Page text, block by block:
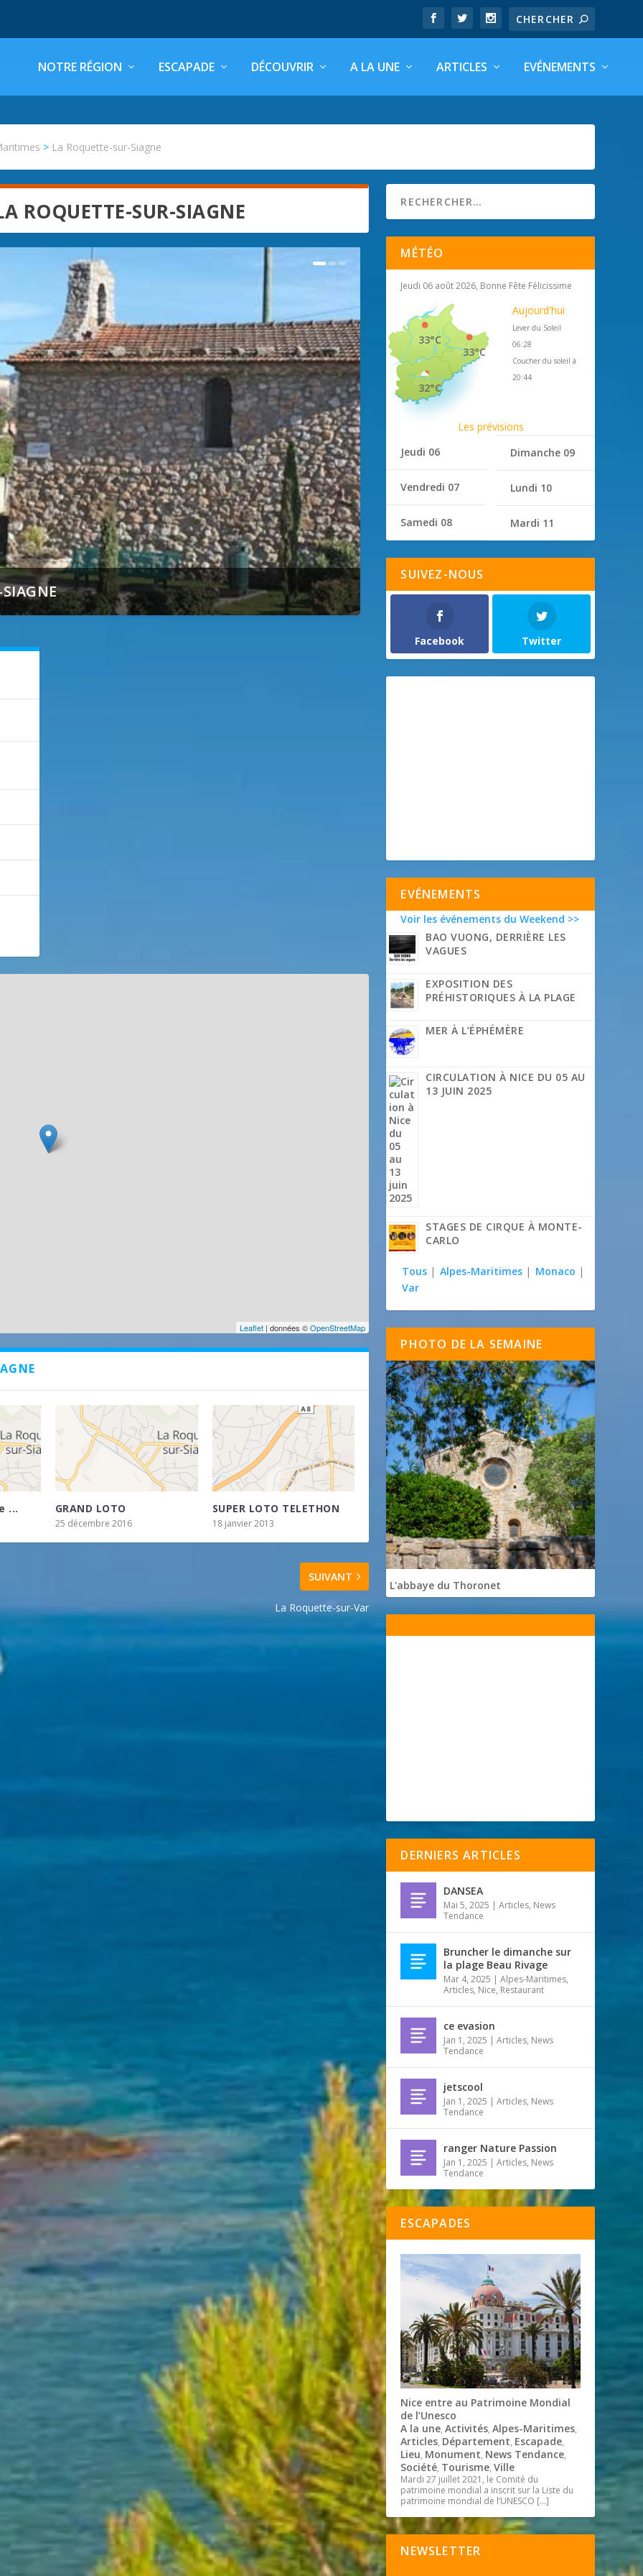
NOTRE RÉGION ESCAPADE DÉCOUVRIR A LA UNE ARTICLES EVÉNEMENTS
> La Roquette-sur-Siagne
ROQUETTE-SUR-SIAGNE
Leaflet | données ©OpenStreetMap
... GRAND LOTO
25 décembre 2016
SUPER LOTO TELETHON
18 janvier 2013
SUIVANT
La Roquette-sur-Var
MÉTÉO
Jeudi 06 août 2026, Bonne Fête Félicissime
33°C
33°C
32°C
Aujourd'hui
Lever du Soleil
06:28
Coucher du soleil à
20:44
Les prévisions
Jeudi 06
Vendredi 07
Samedi 08
Dimanche 09
Lundi 10
Mardi 11
SUIVEZ-NOUS
Facebook Twitter
EVÉNEMENTS
Voir les événements du Weekend >>
BAO VUONG, DERRIÈRE LES
VAGUES
EXPOSITION DES
PRÉHISTORIQUES À LA PLAGE
MER À L’ÉPHÉMÈRE
CIRCULATION À NICE DU 05 AU
13 JUIN 2025
STAGES DE CIRQUE À MONTE-
CARLO
Tous | Alpes-Maritimes | Monaco |
Var
PHOTO DE LA SEMAINE
L'abbaye du Thoronet
DERNIERS ARTICLES
DANSEA
Mai 5, 2025 |Articles, News
Tendance
Bruncher le dimanche sur
la plage Beau Rivage
Mar 4, 2025 |Alpes-Maritimes,
Articles, Nice, Restaurant
ce evasion
Jan 1, 2025 |Articles, News
Tendance
jetscool
Jan 1, 2025 |Articles, News
Tendance
ranger Nature Passion
Jan 1, 2025 |Articles, News
Tendance
ESCAPADES
Nice entre au Patrimoine Mondial
de l’Unesco
A la une,Activités,Alpes-Maritimes,
Articles, Département, Escapade,
Lieu, Monument, News Tendance,
Société, Tourisme,Ville
Mardi 27 juillet 2021, le Comité du
patrimoine mondial a inscrit sur la Liste du
patrimoine mondial de l’UNESCO […]
NEWSLETTER